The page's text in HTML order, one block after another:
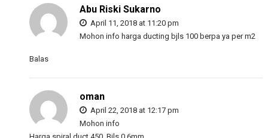
Abu Riski Sukarno
April 11, 2018 at 11:20 pm
Mohon info harga ducting bjls 100 berpa ya per m2
Balas
oman
April 22, 2018 at 12:17 pm
Mohon info